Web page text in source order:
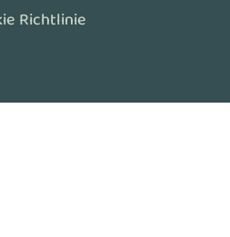
Richtlinie